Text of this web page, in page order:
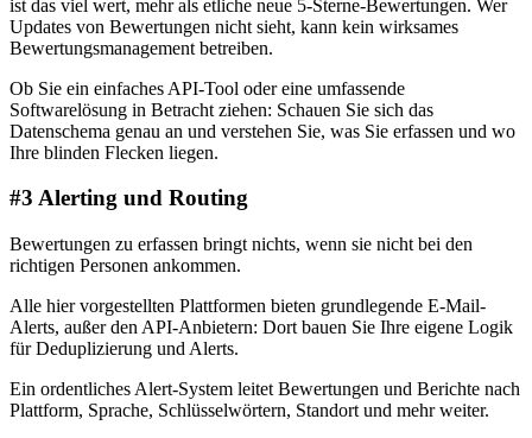
ist das viel wert, mehr als etliche neue 5-Sterne-Bewertungen. Wer
Updates von Bewertungen nicht sieht, kann kein wirksames
Bewertungsmanagement betreiben.
Ob Sie ein einfaches API-Tool oder eine umfassende
Softwarelösung in Betracht ziehen: Schauen Sie sich das
Datenschema genau an und verstehen Sie, was Sie erfassen und wo
Ihre blinden Flecken liegen.
#3 Alerting und Routing
Bewertungen zu erfassen bringt nichts, wenn sie nicht bei den
richtigen Personen ankommen.
Alle hier vorgestellten Plattformen bieten grundlegende E-Mail-
Alerts, außer den API-Anbietern: Dort bauen Sie Ihre eigene Logik
für Deduplizierung und Alerts.
Ein ordentliches Alert-System leitet Bewertungen und Berichte nach
Plattform, Sprache, Schlüsselwörtern, Standort und mehr weiter.